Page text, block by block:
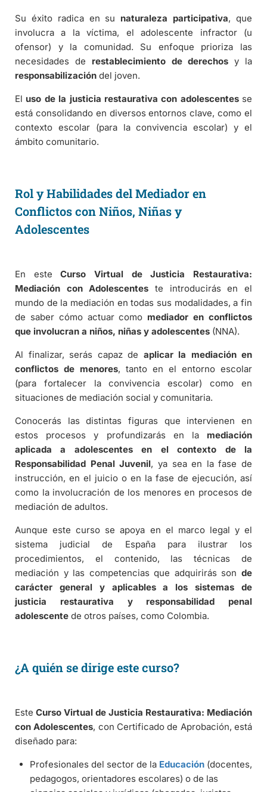
Su éxito radica en su naturaleza participativa, que
involucra a la víctima, el adolescente infractor (u
ofensor) y la comunidad. Su enfoque prioriza las
necesidades de restablecimiento de derechos y la
responsabilización del joven.
El uso de la justicia restaurativa con adolescentesse
está consolidando en diversos entornos clave, como el
contexto escolar (para la convivencia escolar) y el
ámbito comunitario.
Rol y Habilidades del Mediador en
Conflictos con Niños, Niñas y
Adolescentes
En esteCurso Virtual de Justicia Restaurativa:
Mediación con Adolescentes te introducirás en el
mundo de la mediación en todas sus modalidades, a fin
de saber cómo actuar como mediador en conflictos
que involucran a niños, niñas y adolescentes (NNA).
Al finalizar, serás capaz de aplicar la mediación en
conflictos de menores, tanto en el entorno escolar
(para fortalecer la convivencia escolar) como en
situaciones de mediación social y comunitaria.
Conocerás las distintas figuras que intervienen en
estos procesos y profundizarás en la mediación
aplicada a adolescentes en el contexto de la
Responsabilidad Penal Juvenil, ya sea en la fase de
instrucción, en el juicio o en la fase de ejecución, así
como la involucración de los menores en procesos de
mediación de adultos.
Aunque este curso se apoya en el marco legal y el
sistema judicial de España para ilustrar los
procedimientos, el contenido, las técnicas de
mediación y las competencias que adquirirás son de
carácter general y aplicables a los sistemas de
justicia restaurativa y responsabilidad penal
adolescente de otros países, como Colombia.
¿A quién se dirige este curso?
Este Curso Virtual de Justicia Restaurativa: Mediación
con Adolescentes, con Certificado de Aprobación, está
diseñado para:
Profesionales del sector de la Educación (docentes,
pedagogos, orientadores escolares) o de las